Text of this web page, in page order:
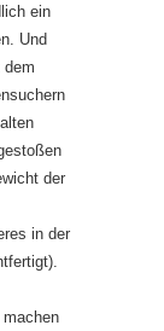
ein
Und
der
in der